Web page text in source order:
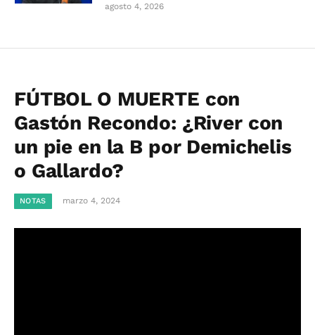
agosto 4, 2026
FÚTBOL O MUERTE con
Gastón Recondo: ¿River con
un pie en la B por Demichelis
o Gallardo?
NOTAS marzo 4, 2024